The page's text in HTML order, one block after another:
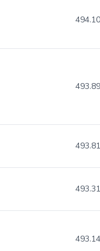
494.10
493.89
493.81
493.31
493.14